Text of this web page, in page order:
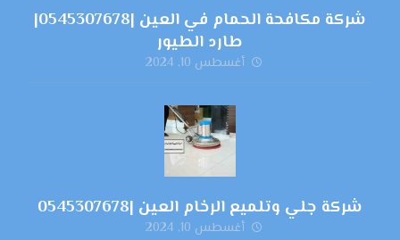
شركة مكافحة الحمام في العين |0545307678|
طارد الطيور
أغسطس 10, 2024
شركة جلي وتلميع الرخام العين |0545307678
أغسطس 10, 2024